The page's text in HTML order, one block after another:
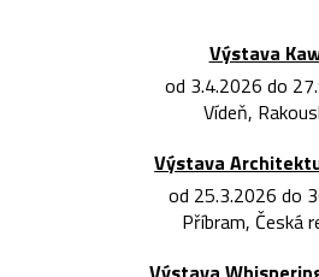
Výstava
od 3.4.2026 do
Vídeň,
Výstava
od 25.3.2026 do
Příbram, Česká